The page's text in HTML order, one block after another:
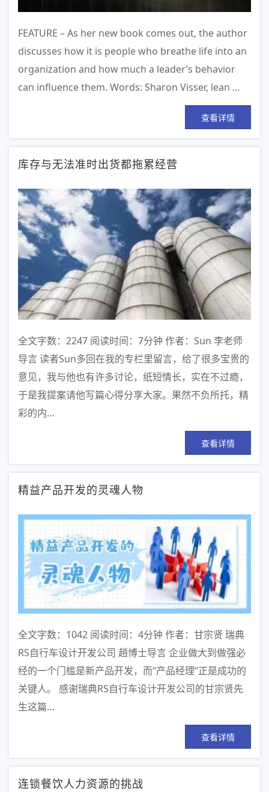
FEATURE – As her new book comes out, the author
discusses how it is people who breathe life into an
organization and how much a leader’s behavior
can influence them. Words: Sharon Visser, lean …
查看详情
库存与无法准时出货都拖累经营
全文字数：2247 阅读时间：7分钟 作者：Sun 李老师
导言 读者Sun多回在我的专栏里留言，给了很多宝贵的
意见，我与他也有许多讨论，纸短情长，实在不过瘾，
于是我提案请他写篇心得分享大家。果然不负所托，精
彩的内…
查看详情
精益产品开发的灵魂人物
全文字数：1042 阅读时间：4分钟 作者：甘宗贤 瑞典
RS自行车设计开发公司 趙博士导言 企业做大到做强必
经的一个门槛是新产品开发，而“产品经理”正是成功的
关键人。 感谢瑞典RS自行车设计开发公司的甘宗贤先
生这篇…
查看详情
连锁餐饮人力资源的挑战